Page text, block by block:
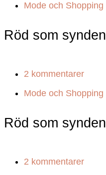
Mode och Shopping
Röd som synden
2 kommentarer
Mode och Shopping
Röd som synden
2 kommentarer